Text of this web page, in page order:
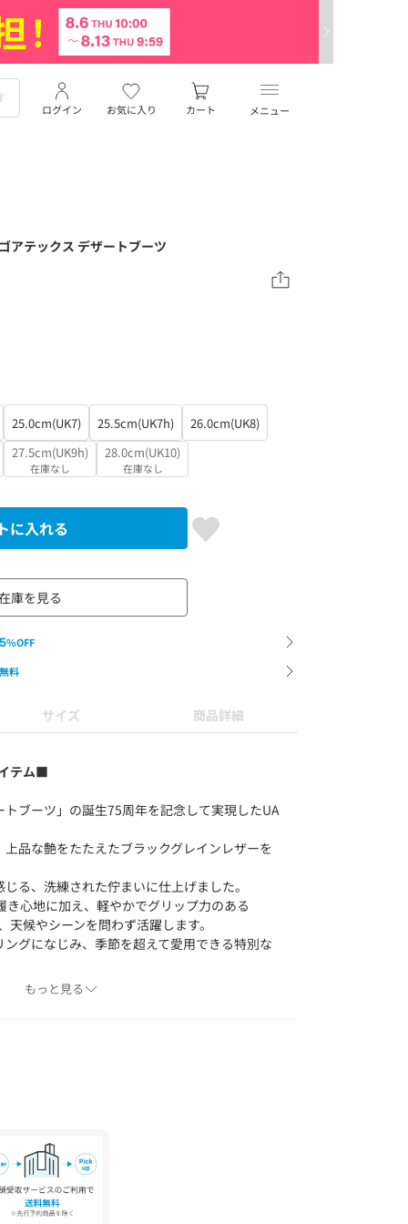
メニュー
お気に入り
ログイン カート
アテックス デザートブーツ
25.0cm(UK7) 25.5cm(UK7h) 26.0cm(UK8)
27.5cm(UK9h)
在庫なし
28.0cm(UK10)
在庫なし
に入れる
庫を見る
5%OFF
料
サイズ 商品詳細
テム■
ブーツ」の誕生75周年を記念して実現したUA
品な艶をたたえたブラックグレインレザーを
る、洗練された佇まいに仕上げました。
き心地に加え、軽やかでグリップ力のある
候やシーンを問わず活躍します。
グになじみ、季節を超えて愛用できる特別な
のクラーク兄弟によって、イングランド南西
立されたブランド＜Clarks＞は、カジュアル
ブランドに成長しました。
記になりますが、CLARKS独自の採寸方法での
ズは目安サイズでございますので予めご了承く
もっと見る